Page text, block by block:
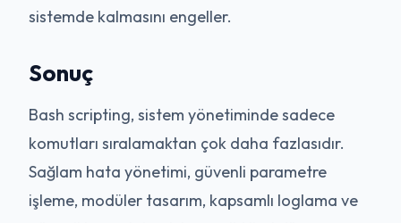
sistemde kalmasını engeller.
Sonuç
Bash scripting, sistem yönetiminde sadece
komutları sıralamaktan çok daha fazlasıdır.
Sağlam hata yönetimi, güvenli parametre
işleme, modüler tasarım, kapsamlı loglama ve